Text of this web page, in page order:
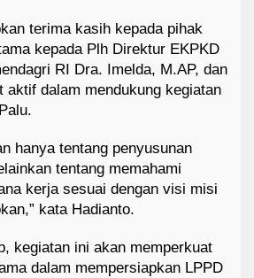
terima kasih kepada pihak
kepada Plh Direktur EKPKD
RI Dra. Imelda, M.AP, dan
aktif dalam mendukung kegiatan
hanya tentang penyusunan
tentang memahami
kerja sesuai dengan visi misi
kata Hadianto.
kegiatan ini akan memperkuat
dalam mempersiapkan LPPD